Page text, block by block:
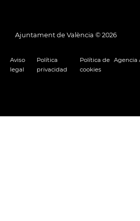
Ajuntament de València © 2026
Aviso
legal
Política
privacidad
Política de
cookies
Agencia